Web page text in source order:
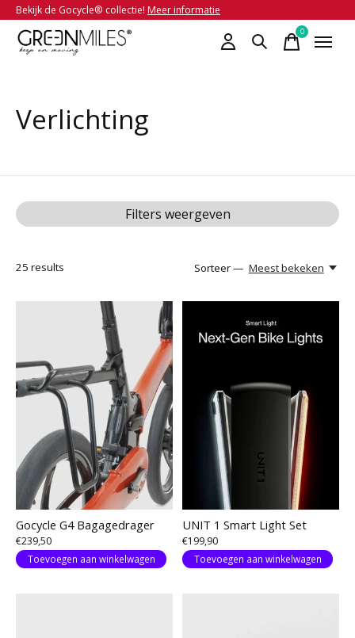
Bekijk de Gocycle® collectie! Meer informatie
0items
Verlichting
Filters weergeven
25 results Sorteer — Meest bekeken
Gocycle G4 Bagagedrager
€239,50
Toevoegen aan winkelwagen
UNIT 1 Smart Light Set
€199,90
Toevoegen aan winkelwagen